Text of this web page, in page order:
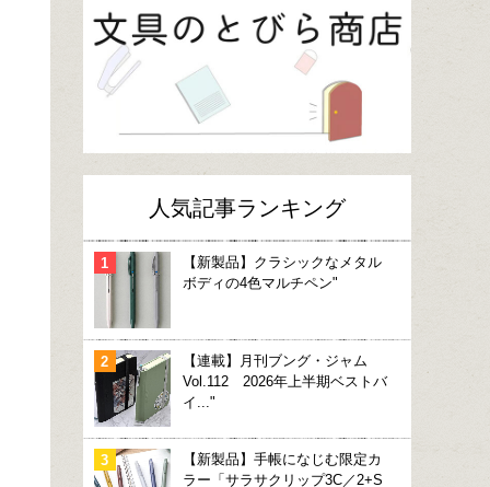
人気記事ランキング
【新製品】クラシックなメタル
ボディの4色マルチペン"
【連載】月刊ブング・ジャム
Vol.112 2026年上半期ベストバ
イ..."
【新製品】手帳になじむ限定カ
ラー「サラサクリップ3C／2+S